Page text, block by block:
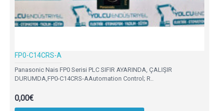
FP0-C14CRS-A
Panasonic Nais FP0 Serisi PLC SIFIR AYARINDA, ÇALIŞIR
DURUMDA,FP0-C14CRS-AAutomation Control; R..
0,00€